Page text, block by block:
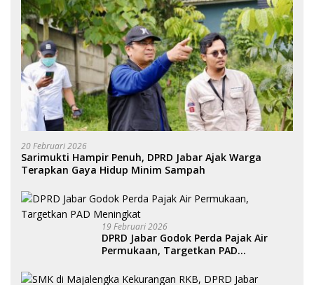
20 Februari 2026
Sarimukti Hampir Penuh, DPRD Jabar Ajak Warga
Terapkan Gaya Hidup Minim Sampah
19 Februari 2026
DPRD Jabar Godok Perda Pajak Air
Permukaan, Targetkan PAD